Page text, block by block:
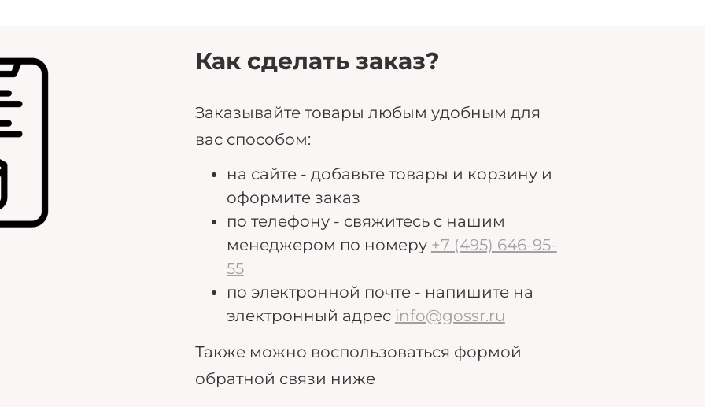
Как сделать заказ?
Заказывайте товары любым удобным для
вас способом:
на сайте - добавьте товары и корзину и
оформите заказ
по телефону - свяжитесь с нашим
менеджером по номеру +7 (495) 646-95-
55
по электронной почте - напишите на
электронный адрес info@gossr.ru
Также можно воспользоваться формой
обратной связи ниже